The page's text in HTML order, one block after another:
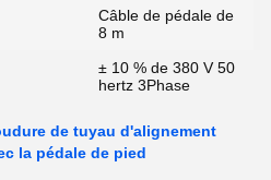
Câble de pédale de
8 m
± 10 % de 380 V 50
hertz 3Phase
de tuyau d'alignement
la pédale de pied